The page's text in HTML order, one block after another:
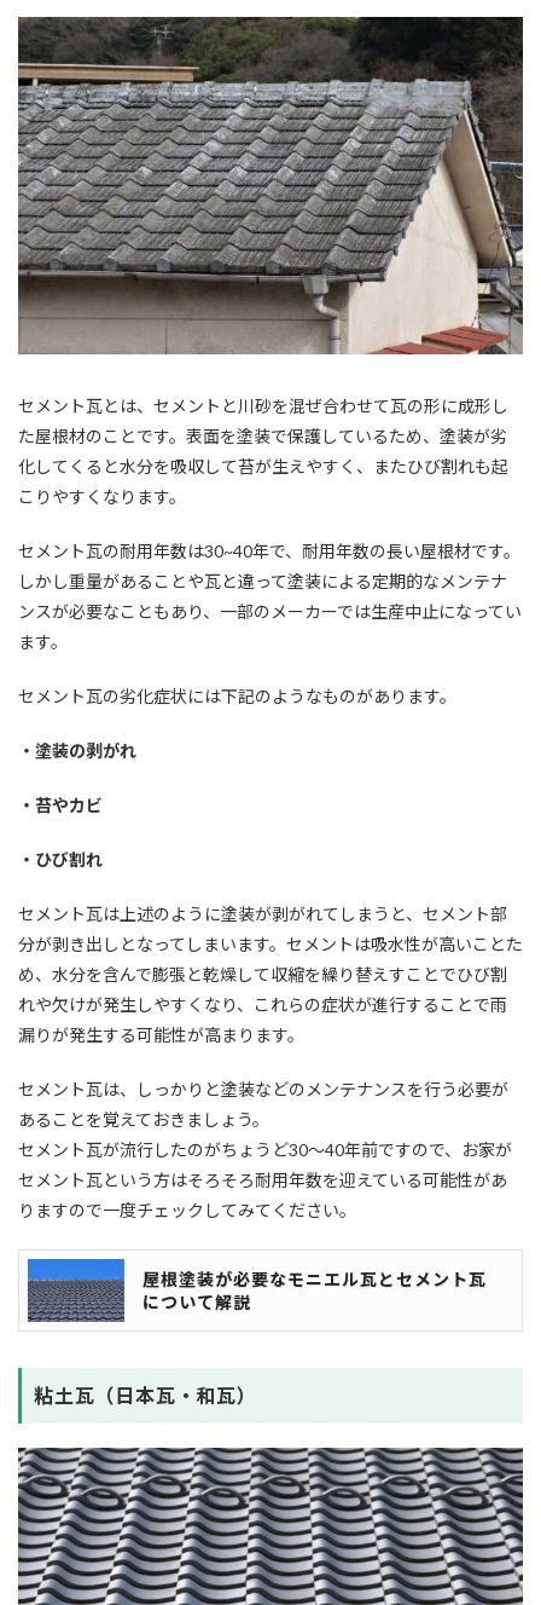
セメント瓦とは、セメントと川砂を混ぜ合わせて瓦の形に成形し
た屋根材のことです。表面を塗装で保護しているため、塗装が劣
化してくると水分を吸収して苔が生えやすく、またひび割れも起
こりやすくなります。
セメント瓦の耐用年数は30~40年で、耐用年数の長い屋根材です。
しかし重量があることや瓦と違って塗装による定期的なメンテナ
ンスが必要なこともあり、一部のメーカーでは生産中止になってい
ます。
セメント瓦の劣化症状には下記のようなものがあります。
・塗装の剥がれ
・苔やカビ
・ひび割れ
セメント瓦は上述のように塗装が剥がれてしまうと、セメント部
分が剥き出しとなってしまいます。セメントは吸水性が高いことた
め、水分を含んで膨張と乾燥して収縮を繰り替えすことでひび割
れや欠けが発生しやすくなり、これらの症状が進行することで雨
漏りが発生する可能性が高まります。
セメント瓦は、しっかりと塗装などのメンテナンスを行う必要が
あることを覚えておきましょう。
セメント瓦が流行したのがちょうど30～40年前ですので、お家が
セメント瓦という方はそろそろ耐用年数を迎えている可能性があ
りますので一度チェックしてみてください。
屋根塗装が必要なモニエル瓦とセメント瓦
について解説
粘土瓦（日本瓦・和瓦）